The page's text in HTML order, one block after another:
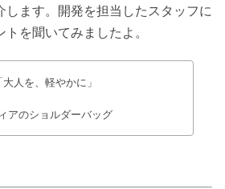
します。開発を担当したスタッフに
を聞いてみましたよ。
大人を、軽やかに」
アのショルダーバッグ